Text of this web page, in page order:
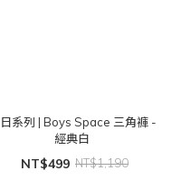
系列 | Boys Space 三角褲 -
經典白
NT$499 NT$1,190